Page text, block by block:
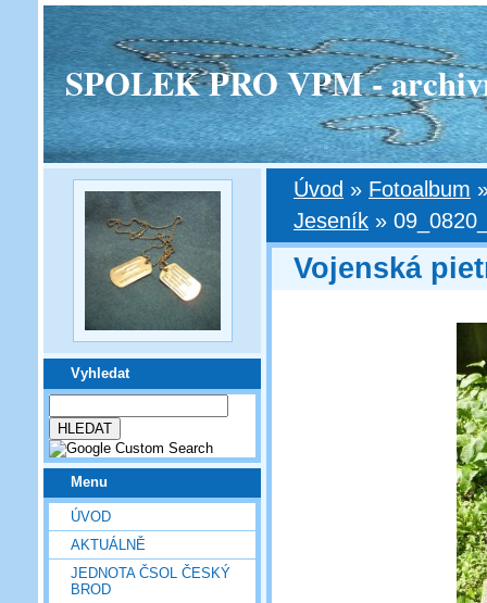
SPOLEK PRO VPM -
Vyhledat
Menu
ÚVOD
AKTUÁLNĚ
JEDNOTA ČSOL ČESKÝ
BROD
Úvod » Fotoalbum
Jeseník »
Vojenská